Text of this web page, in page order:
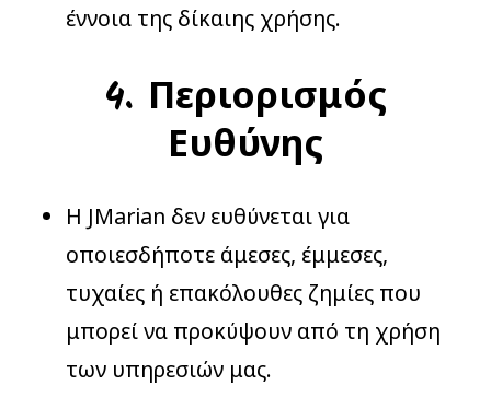
έννοια της δίκαιης χρήσης.
4. Περιορισμός
Ευθύνης
Η JMarian δεν ευθύνεται για
οποιεσδήποτε άμεσες, έμμεσες,
τυχαίες ή επακόλουθες ζημίες που
μπορεί να προκύψουν από τη χρήση
των υπηρεσιών μας.